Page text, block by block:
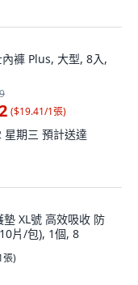
褲 Plus, 大型, 8入,
($19.41/1張)
星期三 預計送達
XL號 高效吸收 防
片/包), 1個, 8
張)